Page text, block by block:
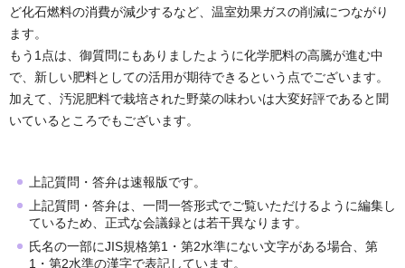
ど化石燃料の消費が減少するなど、温室効果ガスの削減につながり
ます。
もう1点は、御質問にもありましたように化学肥料の高騰が進む中
で、新しい肥料としての活用が期待できるという点でございます。
加えて、汚泥肥料で栽培された野菜の味わいは大変好評であると聞
いているところでもございます。
上記質問・答弁は速報版です。
上記質問・答弁は、一問一答形式でご覧いただけるように編集し
ているため、正式な会議録とは若干異なります。
氏名の一部にJIS規格第1・第2水準にない文字がある場合、第
1・第2水準の漢字で表記しています。